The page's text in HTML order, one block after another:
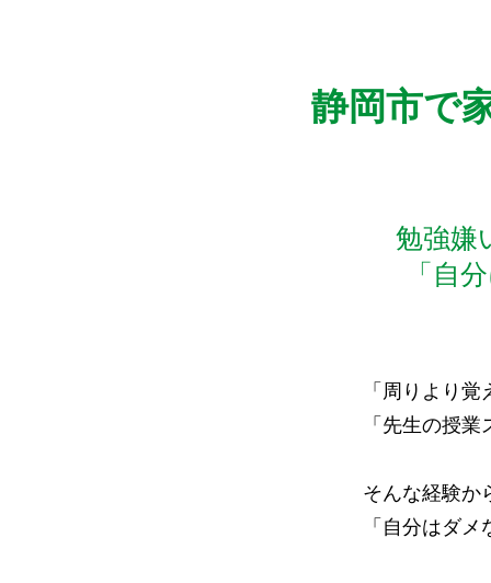
静岡市で
勉強嫌
「自
「周りより
「先生の授
そんな経験か
「自分はダ